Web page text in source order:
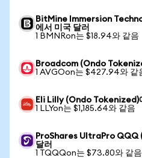
BitMine Immersion
에서 미국 달러
1 BMNRon는 $18.94와 같음
Broadcom (Ondo
1 AVGOon는 $427.94와 같
Eli Lilly (Ondo Tokenized)
1 LLYon는 $1,185.64와 같음
ProShares UltraPro QQQ
달러
1 TQQQon는 $73.80와 같음